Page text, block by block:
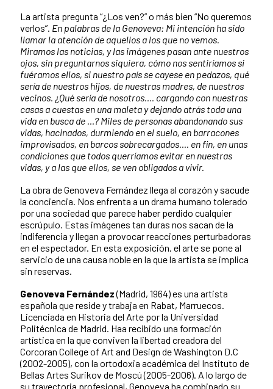
La artista pregunta “¿Los ven?” o más bien “No queremos
verlos”. En palabras de la Genoveva: Mi intención ha sido
llamar la atención de aquellos a los que no vemos.
Miramos las noticias, y las imágenes pasan ante nuestros
ojos, sin preguntarnos siquiera, cómo nos sentiríamos si
fuéramos ellos, si nuestro país se cayese en pedazos, qué
sería de nuestros hijos, de nuestras madres, de nuestros
vecinos. ¿Qué sería de nosotros…. cargando con nuestras
casas a cuestas en una maleta y dejando atrás toda una
vida en busca de …? Miles de personas abandonando sus
vidas, hacinados, durmiendo en el suelo, en barracones
improvisados, en barcos sobrecargados…. en fin, en unas
condiciones que todos querríamos evitar en nuestras
vidas, y a las que ellos, se ven obligados a vivir.
La obra de Genoveva Fernández llega al corazón y sacude
la conciencia. Nos enfrenta a un drama humano tolerado
por una sociedad que parece haber perdido cualquier
escrúpulo. Estas imágenes tan duras nos sacan de la
indiferencia y llegan a provocar reacciones perturbadoras
en el espectador. En esta exposición, el arte se pone al
servicio de una causa noble en la que la artista se implica
sin reservas.
Genoveva Fernández(Madrid, 1964) es una artista
española que reside y trabaja en Rabat, Marruecos.
Licenciada en Historia del Arte por la Universidad
Politécnica de Madrid. Haa recibido una formación
artística en la que conviven la libertad creadora del
Corcoran College of Art and Design de Washington D.C
(2002-2005), con la ortodoxia académica del Instituto de
Bellas Artes Surikov de Moscú (2005-2006). A lo largo de
su trayectoria profesional, Genoveva ha combinado su